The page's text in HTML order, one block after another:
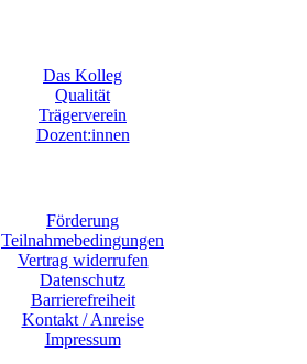
Das Kolleg
Qualität
Trägerverein
Dozent:innen
Förderung
Teilnahmebedingungen
Vertrag widerrufen
Datenschutz
Barrierefreiheit
Kontakt / Anreise
Impressum